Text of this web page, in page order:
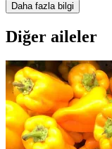
Daha fazla bilgi
Diğer aileler